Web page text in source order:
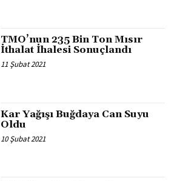
TMO’nun 235 Bin Ton Mısır
İthalat İhalesi Sonuçlandı
11 Şubat 2021
Kar Yağışı Buğdaya Can Suyu
Oldu
10 Şubat 2021